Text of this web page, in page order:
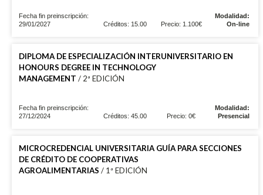
Fecha fin preinscripción:
29/01/2027
Créditos: 15.00 Precio: 1.100€
Modalidad:
On-line
DIPLOMA DE ESPECIALIZACIÓN INTERUNIVERSITARIO EN
HONOURS DEGREE IN TECHNOLOGY
MANAGEMENT / 2ª EDICIÓN
Fecha fin preinscripción:
27/12/2024
Créditos: 45.00 Precio: 0€
Modalidad:
Presencial
MICROCREDENCIAL UNIVERSITARIA GUÍA PARA SECCIONES
DE CRÉDITO DE COOPERATIVAS
AGROALIMENTARIAS / 1ª EDICIÓN